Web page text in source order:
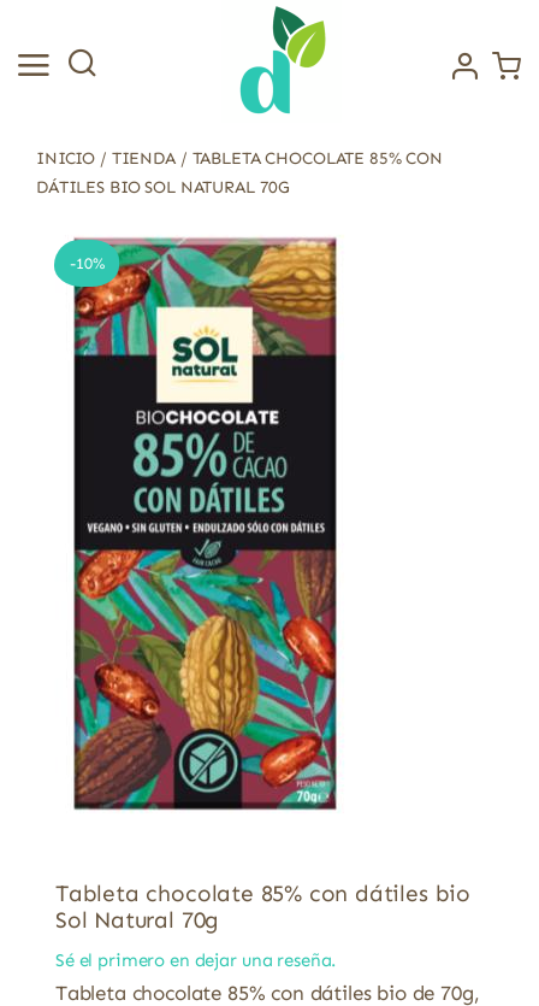
contenido
INICIO / TIENDA/ TABLETA CHOCOLATE 85% CON
DÁTILES BIO SOL NATURAL 70G
-10%
Tableta chocolate 85% con dátiles bio
Sol Natural 70g
Sé el primero en dejar una reseña.
Tableta chocolate 85% con dátiles bio de 70g,